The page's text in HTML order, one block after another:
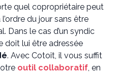
quel copropriétaire peut
du jour sans être
Dans le cas d’un syndic
doit lui être adressée
. Avec Cotoit, il vous suffit
outil collaboratif, en